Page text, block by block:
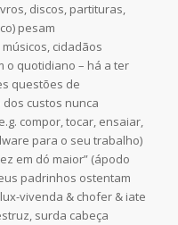
discos, partituras,
pesam
cidadãos
o quotidiano – há a ter
questões de
custos nunca
compor, tocar, ensaiar,
para o seu trabalho)
em dó maior” (ápodo
padrinhos ostentam
vivenda & chofer & iate
surda cabeça